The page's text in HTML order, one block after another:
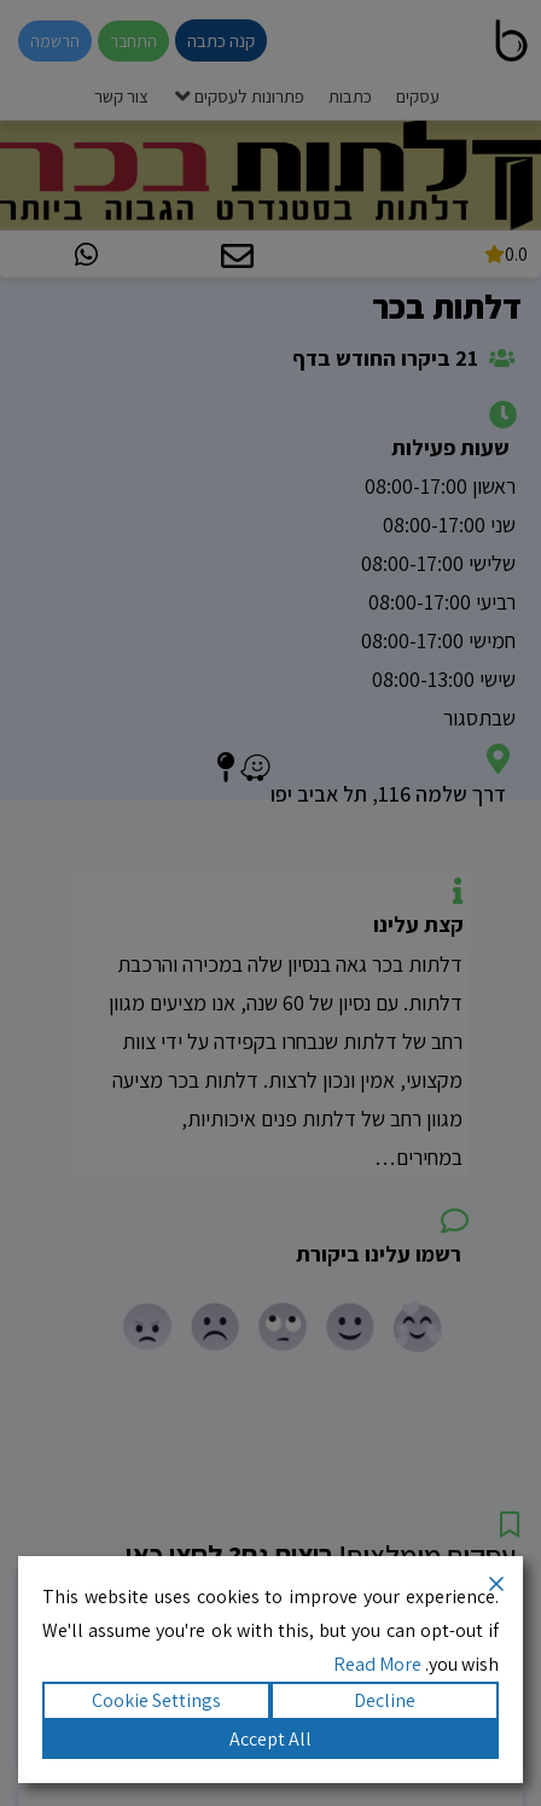
קנה כתבה התחבר הרשמה
עסקים כתבות פתרונות לעסקים צור קשר
0.0
דלתות בכר
שעות פעילות
ראשון 08:00-17:00
שני 08:00-17:00
שלישי 08:00-17:00
רביעי 08:00-17:00
חמישי 08:00-17:00
שישי 08:00-13:00
שבתסגור
דרך שלמה 116, תל אביב יפו
קצת עלינו
דלתות בכר גאה בנסיון שלה במכירה והרכבת
דלתות. עם נסיון של 60 שנה, אנו מציעים מגוון
רחב של דלתות שנבחרו בקפידה על ידי צוות
מקצועי, אמין ונכון לרצות. דלתות בכר מציעה
מגוון רחב של דלתות פנים איכותיות,
במחירים…
רשמו עלינו ביקורת
עסקים מומלצים!רוצים גם? לחצו כאן
10.0 לדף העסק
מוניות רחובות בילו
אפשר להזמין מונית בכל רגע 24/6
This website uses cookies to improve your experience.
We'll assume you're ok with this, but you can opt-out if
you wish.
Read More
Decline
Cookie Settings
Accept All